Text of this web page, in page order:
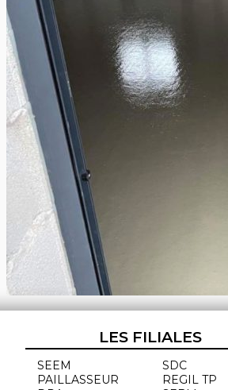
LES FILIALES
SEEM
SDC
PAILLASSEUR
REGIL TP